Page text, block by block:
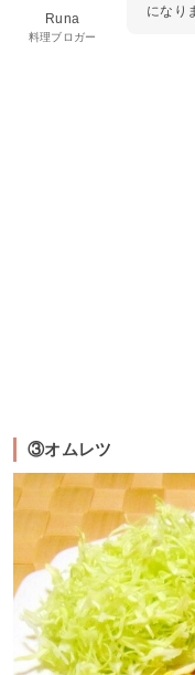
Runa
料理ブロガー
になり
③オムレツ